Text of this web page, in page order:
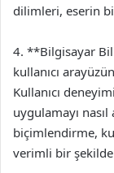
dilimleri, eserin
4. **Bilgisayar
kullanıcı
Kullanıcı
uygulamayı nasıl
biçimlendirme,
verimli bir şekilde